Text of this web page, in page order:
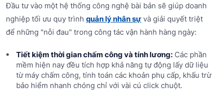
Đầu tư vào một hệ thống công nghệ bài bản sẽ giúp doanh
nghiệp tối ưu quy trình quản lý nhân sự và giải quyết triệt
để những "nỗi đau" trong công tác vận hành hàng ngày:
Tiết kiệm thời gian chấm công và tính lương:Các phần
mềm hiện nay đều tích hợp khả năng tự động lấy dữ liệu
từ máy chấm công, tính toán các khoản phụ cấp, khấu trừ
bảo hiểm nhanh chóng chỉ với vài cú click chuột.